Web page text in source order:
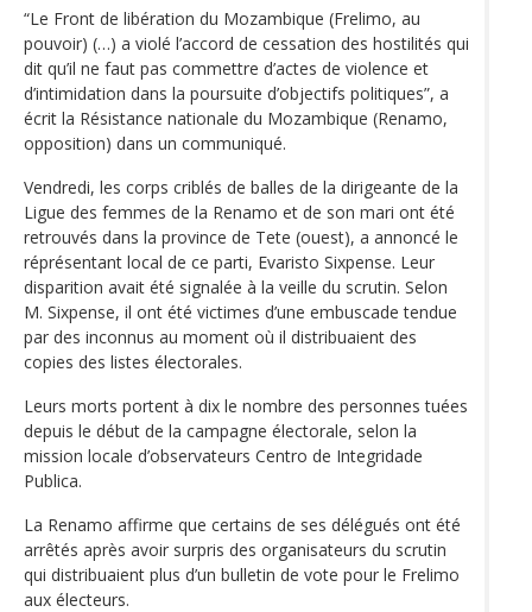
“Le Front de libération du Mozambique (Frelimo, au
pouvoir) (…) a violé l’accord de cessation des hostilités qui
dit qu’il ne faut pas commettre d’actes de violence et
d’intimidation dans la poursuite d’objectifs politiques”, a
écrit la Résistance nationale du Mozambique (Renamo,
opposition) dans un communiqué.
Vendredi, les corps criblés de balles de la dirigeante de la
Ligue des femmes de la Renamo et de son mari ont été
retrouvés dans la province de Tete (ouest), a annoncé le
réprésentant local de ce parti, Evaristo Sixpense. Leur
disparition avait été signalée à la veille du scrutin. Selon
M. Sixpense, il ont été victimes d’une embuscade tendue
par des inconnus au moment où il distribuaient des
copies des listes électorales.
Leurs morts portent à dix le nombre des personnes tuées
depuis le début de la campagne électorale, selon la
mission locale d’observateurs Centro de Integridade
Publica.
La Renamo affirme que certains de ses délégués ont été
arrêtés après avoir surpris des organisateurs du scrutin
qui distribuaient plus d’un bulletin de vote pour le Frelimo
aux électeurs.